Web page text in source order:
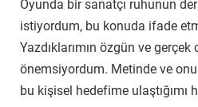
Oyunda bir sanatçı ruhunun
istiyordum, bu konuda ifade
Yazdıklarımın özgün ve gerçek
önemsiyordum. Metinde ve
bu kişisel hedefime ulaştığımı